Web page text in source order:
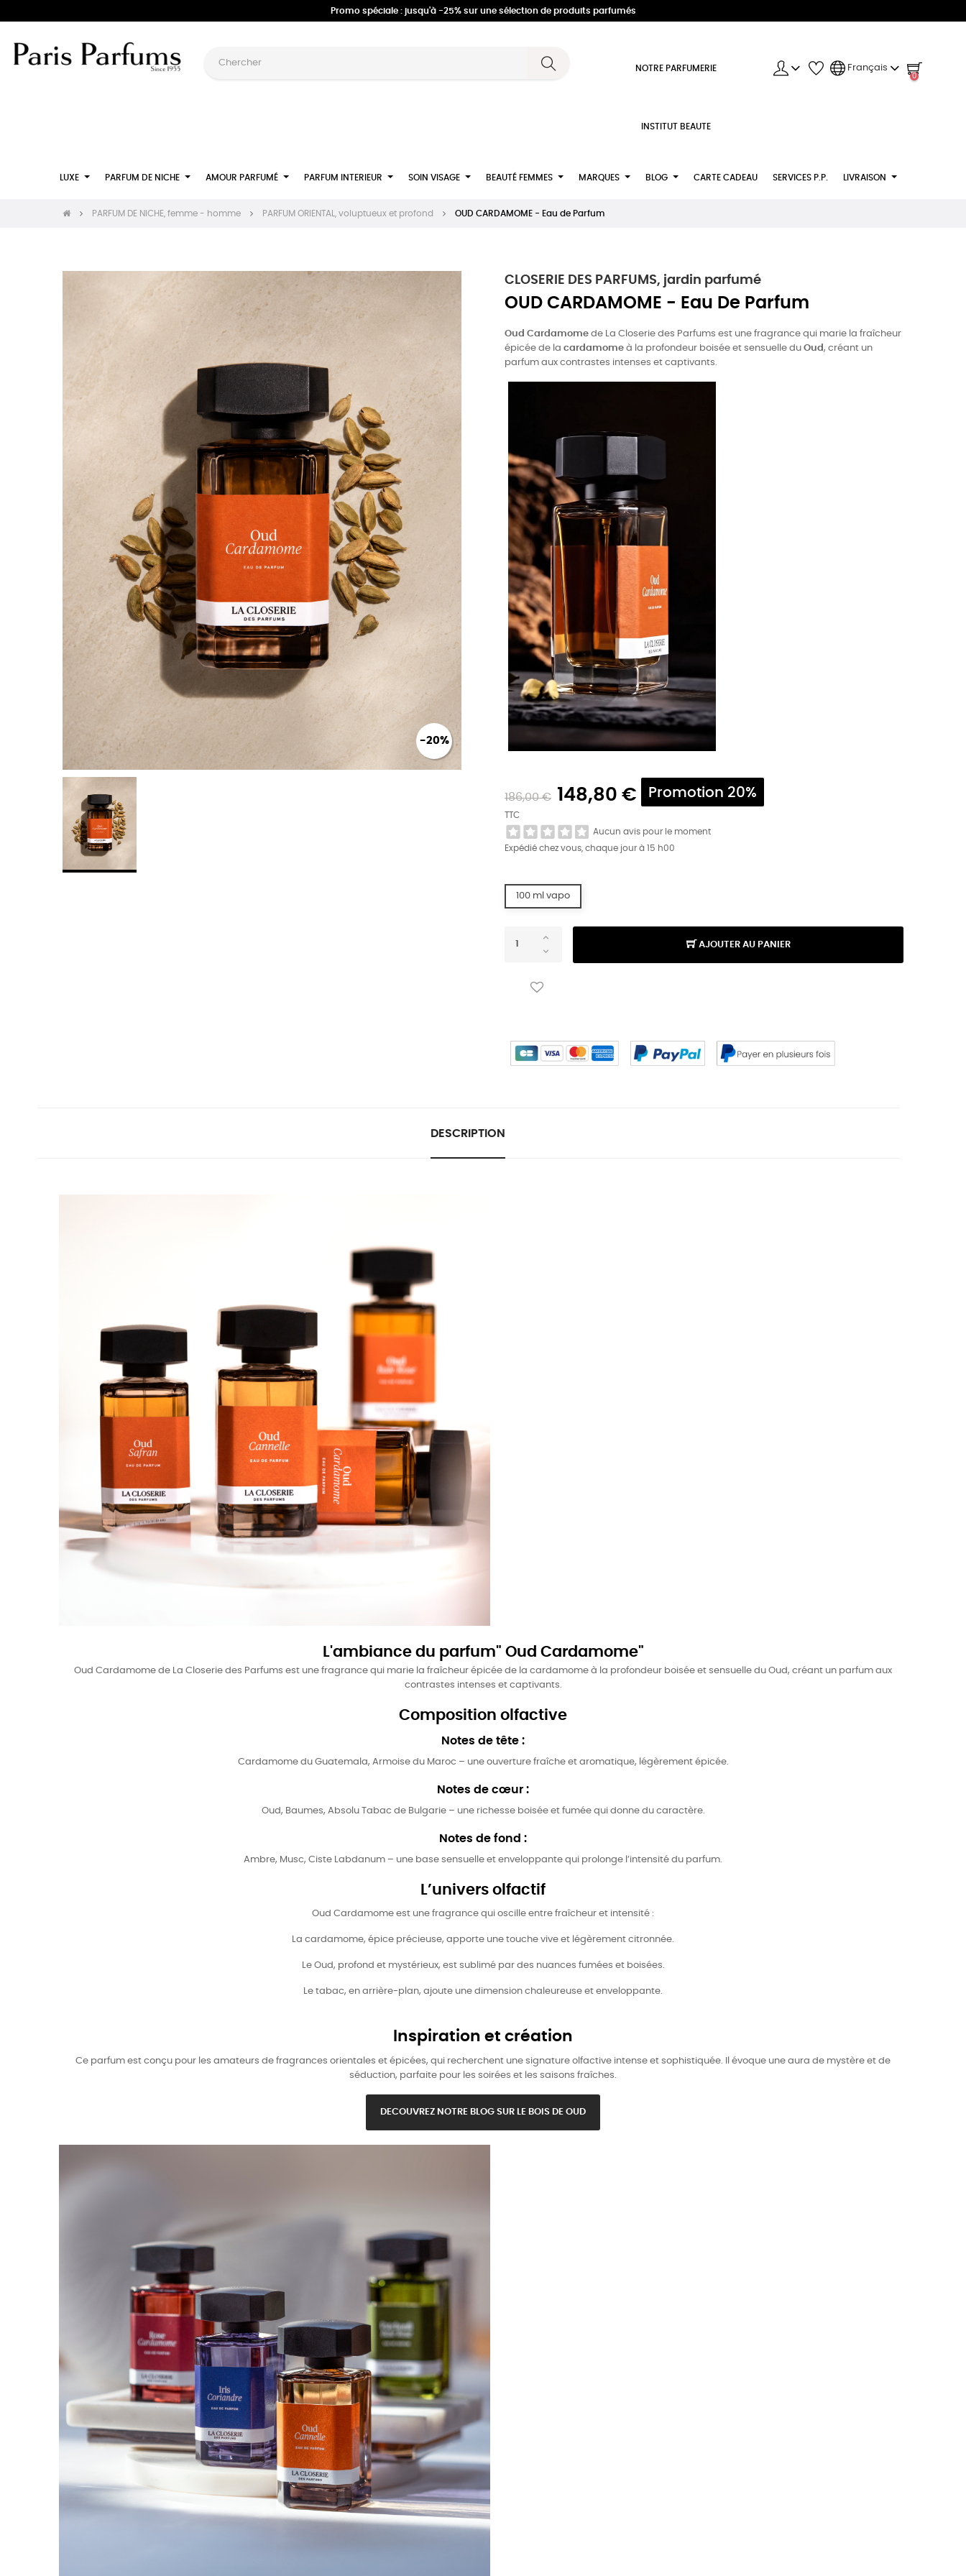
Promo spéciale : jusqu'à -25% sur une sélection de produits parfumés
NOTRE PARFUMERIE
INSTITUT BEAUTE
Français
0
LUXE PARFUM DE NICHE AMOUR PARFUMÉ PARFUM INTERIEUR SOIN VISAGE BEAUTÉ FEMMES MARQUES BLOG CARTE CADEAU SERVICES P.P. LIVRAISON
PARFUM DE NICHE, femme - homme PARFUM ORIENTAL, voluptueux et profond OUD CARDAMOME - Eau de Parfum
-20%
CLOSERIE DES PARFUMS, jardin parfumé
OUD CARDAMOME - Eau De Parfum
Oud Cardamome de La Closerie des Parfums est une fragrance qui marie la fraîcheur
épicée de la cardamome à la profondeur boisée et sensuelle du Oud , créant un
parfum aux contrastes intenses et captivants.
186,00 € 148,80 € Promotion 20%
TTC
Aucun avis pour le moment
Expédié chez vous, chaque jour à 15 h00
100 ml vapo
AJOUTER AU PANIER
DESCRIPTION
L'ambiance du parfum" Oud Cardamome"
Oud Cardamome de La Closerie des Parfums est une fragrance qui marie la fraîcheur épicée de la cardamome à la profondeur boisée et sensuelle du Oud, créant un parfum aux
contrastes intenses et captivants.
Composition olfactive
Notes de tête :
Cardamome du Guatemala, Armoise du Maroc – une ouverture fraîche et aromatique, légèrement épicée.
Notes de cœur :
Oud, Baumes, Absolu Tabac de Bulgarie – une richesse boisée et fumée qui donne du caractère.
Notes de fond :
Ambre, Musc, Ciste Labdanum – une base sensuelle et enveloppante qui prolonge l’intensité du parfum.
L’univers olfactif
Oud Cardamome est une fragrance qui oscille entre fraîcheur et intensité :
La cardamome, épice précieuse, apporte une touche vive et légèrement citronnée.
Le Oud, profond et mystérieux, est sublimé par des nuances fumées et boisées.
Le tabac, en arrière-plan, ajoute une dimension chaleureuse et enveloppante.
Inspiration et création
Ce parfum est conçu pour les amateurs de fragrances orientales et épicées, qui recherchent une signature olfactive intense et sophistiquée. Il évoque une aura de mystère et de
séduction, parfaite pour les soirées et les saisons fraîches.
DECOUVREZ NOTRE BLOG SUR LE BOIS DE OUD